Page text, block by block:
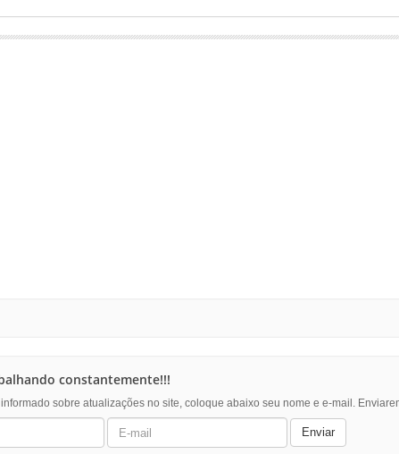
constantemente!!!
sobre atualizações no site, coloque abaixo seu nome e e-mail.
Enviar